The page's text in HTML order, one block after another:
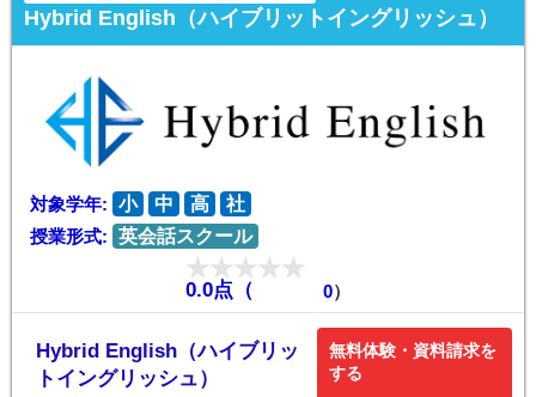
Hybrid English（ハイブリットイングリッシュ）
対象学年: 小 中 高
社
授業形式: 英会話スクール
0.0点（ 0）
Hybrid English（ハイブリッ
トイングリッシュ）
無料体験・資料請求を
する